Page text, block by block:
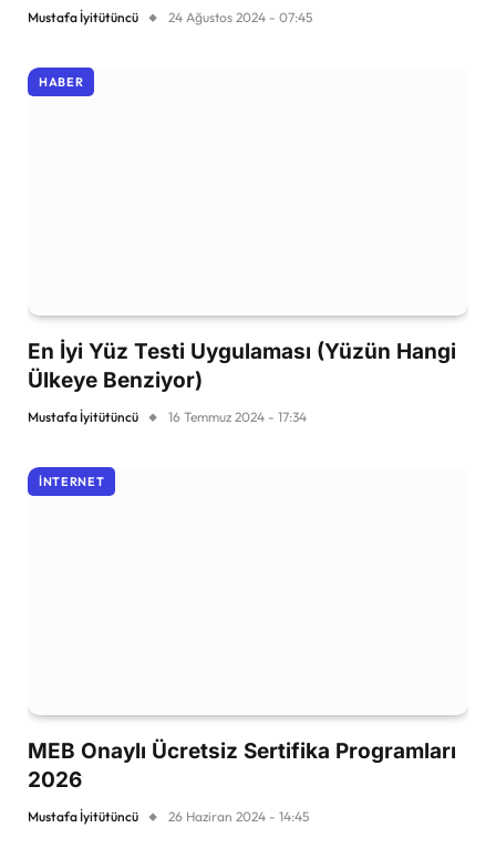
Mustafa İyitütüncü 24 Ağustos 2024 - 07:45
HABER
En İyi Yüz Testi Uygulaması (Yüzün Hangi
Ülkeye Benziyor)
Mustafa İyitütüncü 16 Temmuz 2024 - 17:34
İNTERNET
MEB Onaylı Ücretsiz Sertifika Programları
2026
Mustafa İyitütüncü 26 Haziran 2024 - 14:45